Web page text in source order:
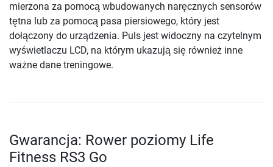
mierzona za pomocą wbudowanych naręcznych sensorów
tętna lub za pomocą pasa piersiowego, który jest
dołączony do urządzenia. Puls jest widoczny na czytelnym
wyświetlaczu LCD, na którym ukazują się również inne
ważne dane treningowe.
Gwarancja: Rower poziomy Life
Fitness RS3 Go